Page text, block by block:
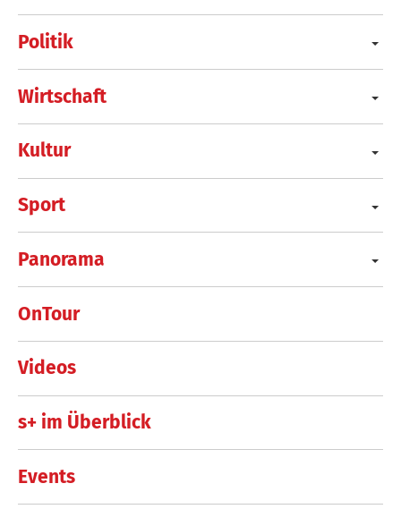
Politik
Wirtschaft
Kultur
Sport
Panorama
OnTour
Videos
s+ im Überblick
Events